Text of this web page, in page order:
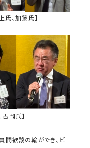
氏、加藤氏】
吉岡氏】
歓談の輪ができ、ビ